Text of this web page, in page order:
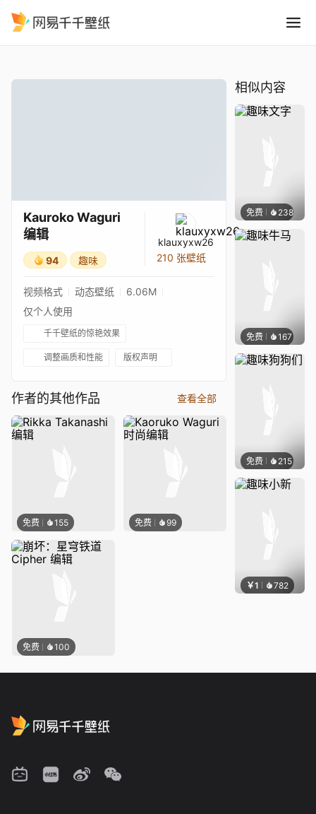
Kauroko Waguri
编辑
94 趣味
klauxyxw26
210 张壁纸
视频格式 动态壁纸
6.06M
仅个人使用
千千壁纸的惊艳效果
调整画质和性能 版权声明
作者的其他作品 查看全部
免费 155 免费 99
免费 100
相似内容
免费 238渔小小
免费 167渔小小
免费 215渔小小
￥1 782 渔小小